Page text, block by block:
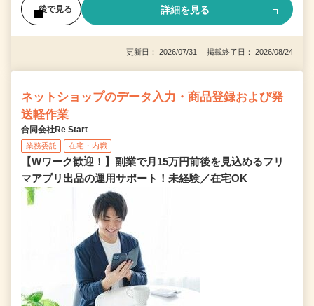
後で見る 詳細を見る
更新日： 2026/07/31 掲載終了日： 2026/08/24
ネットショップのデータ入力・商品登録および発
送軽作業
合同会社Re Start
業務委託 在宅・内職
【Wワーク歓迎！】副業で月15万円前後を見込めるフリ
マアプリ出品の運用サポート！未経験／在宅OK